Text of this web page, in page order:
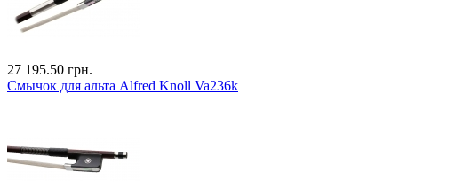
27 195.50 грн.
Смычок для альта Alfred Knoll Va236k